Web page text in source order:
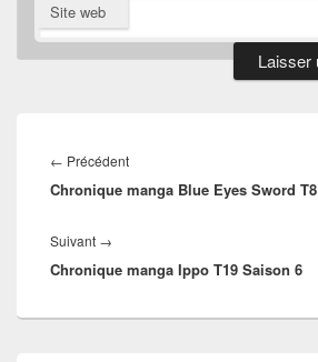
Site web
de
l’article
← PrécédentArticle
précédent :
Chronique manga Blue Eyes Sword T8
Suivant →
suivant :
Chronique manga Ippo T19 Saison 6